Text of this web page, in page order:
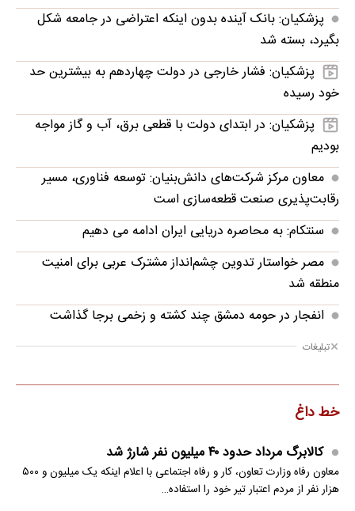
پزشکیان: بانک آینده بدون اینکه اعتراضی در جامعه شکل
بگیرد، بسته شد
پزشکیان: فشار خارجی در دولت چهاردهم به بیشترین حد
خود رسیده
پزشکیان: در ابتدای دولت با قطعی برق، آب و گاز مواجه
بودیم
معاون مرکز شرکت‌های دانش‌بنیان: توسعه فناوری، مسیر
رقابت‌پذیری صنعت قطعه‌سازی است
سنتکام: به محاصره دریایی ایران ادامه می دهیم
مصر خواستار تدوین چشم‌انداز مشترک عربی برای امنیت
منطقه شد
انفجار در حومه دمشق چند کشته و زخمی برجا گذاشت
تبلیغات
خط داغ
کالابرگ مرداد حدود ۴۰‌ میلیون نفر شارژ شد
معاون رفاه وزارت تعاون، کار و رفاه اجتماعی با اعلام اینکه یک میلیون و ۵۰۰
هزار نفر از مردم اعتبار تیر خود را استفاده…